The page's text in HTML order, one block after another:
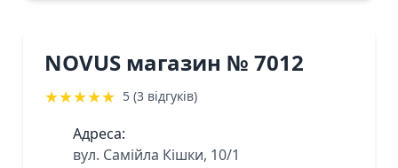
NOVUS магазин № 7012
★★★★★ 5 (3 відгуків)
Адреса:
вул. Самійла Кішки, 10/1